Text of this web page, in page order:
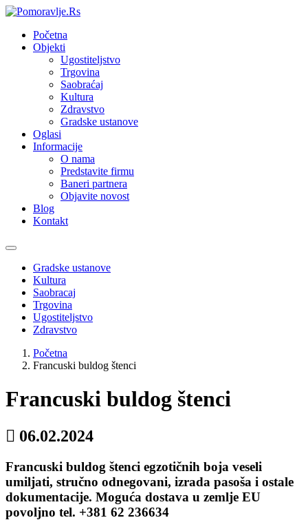
Početna
Objekti
Ugostiteljstvo
Trgovina
Saobraćaj
Kultura
Zdravstvo
Gradske ustanove
Oglasi
Informacije
O nama
Predstavite firmu
Baneri partnera
Objavite novost
Blog
Kontakt
Toggle
navigationGradske ustanove
Kultura
Saobracaj
Trgovina
Ugostiteljstvo
Zdravstvo
Početna
Francuski buldog štenci
Francuski buldog štenci
06.02.2024
Francuski buldog štenci egzotičnih boja veseli
umiljati, stručno odnegovani, izrada pasoša i ostale
dokumentacije. Moguća dostava u zemlje EU
povoljno tel. +381 62 236634